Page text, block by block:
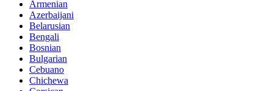
Armenian
Azerbaijani
Belarusian
Bengali
Bosnian
Bulgarian
Cebuano
Chichewa